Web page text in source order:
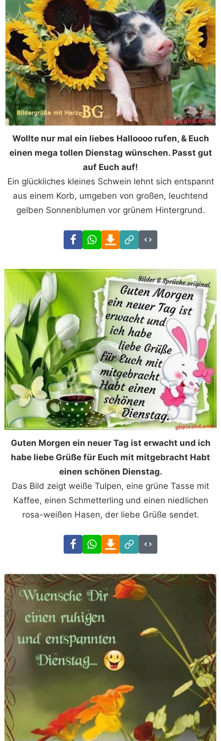
Wollte nur mal ein liebes Halloooo rufen, & Euch
einen mega tollen Dienstag wünschen. Passt gut
auf Euch auf!
Ein glückliches kleines Schwein lehnt sich entspannt
aus einem Korb, umgeben von großen, leuchtend
gelben Sonnenblumen vor grünem Hintergrund.
FacebookWhatsAppDownload
Link
Code
Guten Morgen ein neuer Tag ist erwacht und ich
habe liebe Grüße für Euch mit mitgebracht Habt
einen schönen Dienstag.
Das Bild zeigt weiße Tulpen, eine grüne Tasse mit
Kaffee, einen Schmetterling und einen niedlichen
rosa-weißen Hasen, der liebe Grüße sendet.
FacebookWhatsAppDownload
Link
Code